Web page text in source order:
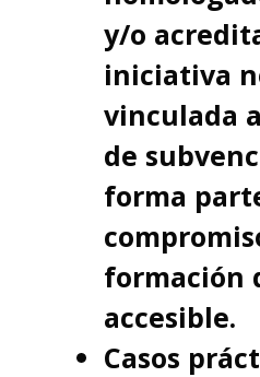
y/o
iniciativa
vinculada
de
forma
formación
accesible.
Casos